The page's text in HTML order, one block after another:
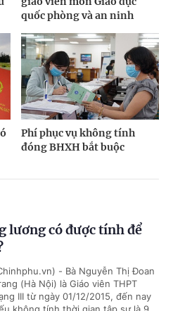
quốc phòng và an ninh
Phí phục vụ không tính
đóng BHXH bắt buộc
lương có được tính để
- Bà Nguyễn Thị Đoan
(Hà Nội) là Giáo viên THPT
III từ ngày 01/12/2015, đến nay